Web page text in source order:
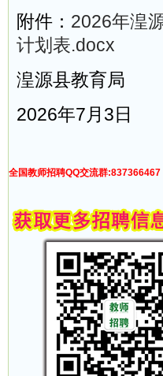
附件： 2026年湟
计划表.docx
湟源县教育局
2026年7月3日
全国教师招聘QQ交流群:837366467